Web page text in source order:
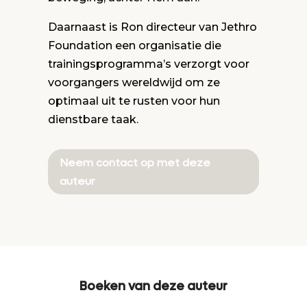
Daarnaast is Ron directeur van Jethro
Foundation een organisatie die
trainingsprogramma’s verzorgt voor
voorgangers wereldwijd om ze
optimaal uit te rusten voor hun
dienstbare taak.
Neem contact op met deze
auteur
Boeken van deze auteur